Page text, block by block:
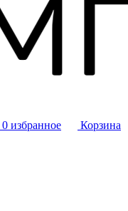
0 избранное
Корзина